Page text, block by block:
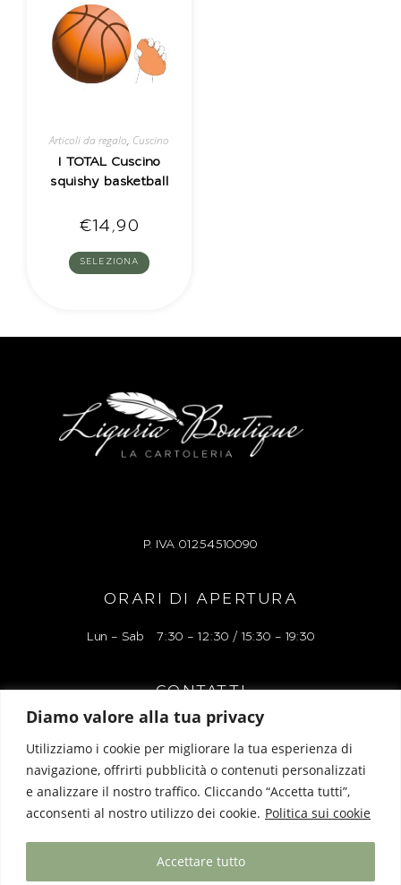
Diamo valore alla tua privacy
Utilizziamo i cookie per migliorare la tua esperienza di
navigazione, offrirti pubblicità o contenuti personalizzati
e analizzare il nostro traffico. Cliccando “Accetta tutti”,
acconsenti al nostro utilizzo dei cookie. Politica sui cookie
Accettare tutto
Articoli da regalo, Cuscino
I TOTAL Cuscino
squishy basketball
€14,90
SELEZIONA
P. IVA 01254510090
ORARI DI APERTURA
Lun – Sab 7:30 – 12:30 / 15:30 – 19:30
CONTATTI
Via Alessandro Manzoni 38r, 17100 Savona
Tel: 019 827248
Mail: liguriaboutiquelacartoleria@gmail.com
Privacy Policy |Cookie Policy